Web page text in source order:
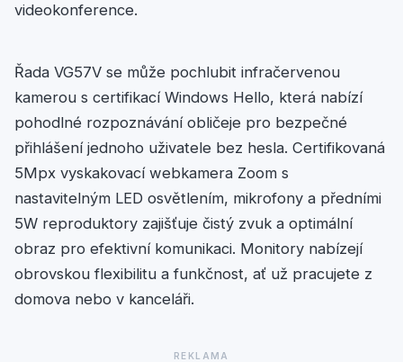
videokonference.
Řada VG57V se může pochlubit infračervenou
kamerou s certifikací Windows Hello, která nabízí
pohodlné rozpoznávání obličeje pro bezpečné
přihlášení jednoho uživatele bez hesla. Certifikovaná
5Mpx vyskakovací webkamera Zoom s
nastavitelným LED osvětlením, mikrofony a předními
5W reproduktory zajišťuje čistý zvuk a optimální
obraz pro efektivní komunikaci. Monitory nabízejí
obrovskou flexibilitu a funkčnost, ať už pracujete z
domova nebo v kanceláři.